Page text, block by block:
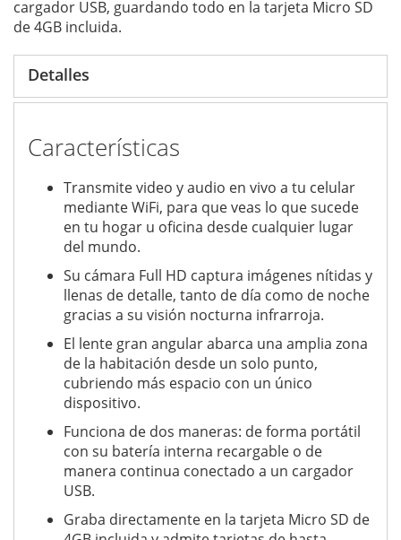
cargador USB, guardando todo en la tarjeta Micro SD
de 4GB incluida.
Detalles
Características
Transmite video y audio en vivo a tu celular
mediante WiFi, para que veas lo que sucede
en tu hogar u oficina desde cualquier lugar
del mundo.
Su cámara Full HD captura imágenes nítidas y
llenas de detalle, tanto de día como de noche
gracias a su visión nocturna infrarroja.
El lente gran angular abarca una amplia zona
de la habitación desde un solo punto,
cubriendo más espacio con un único
dispositivo.
Funciona de dos maneras: de forma portátil
con su batería interna recargable o de
manera continua conectado a un cargador
USB.
Graba directamente en la tarjeta Micro SD de